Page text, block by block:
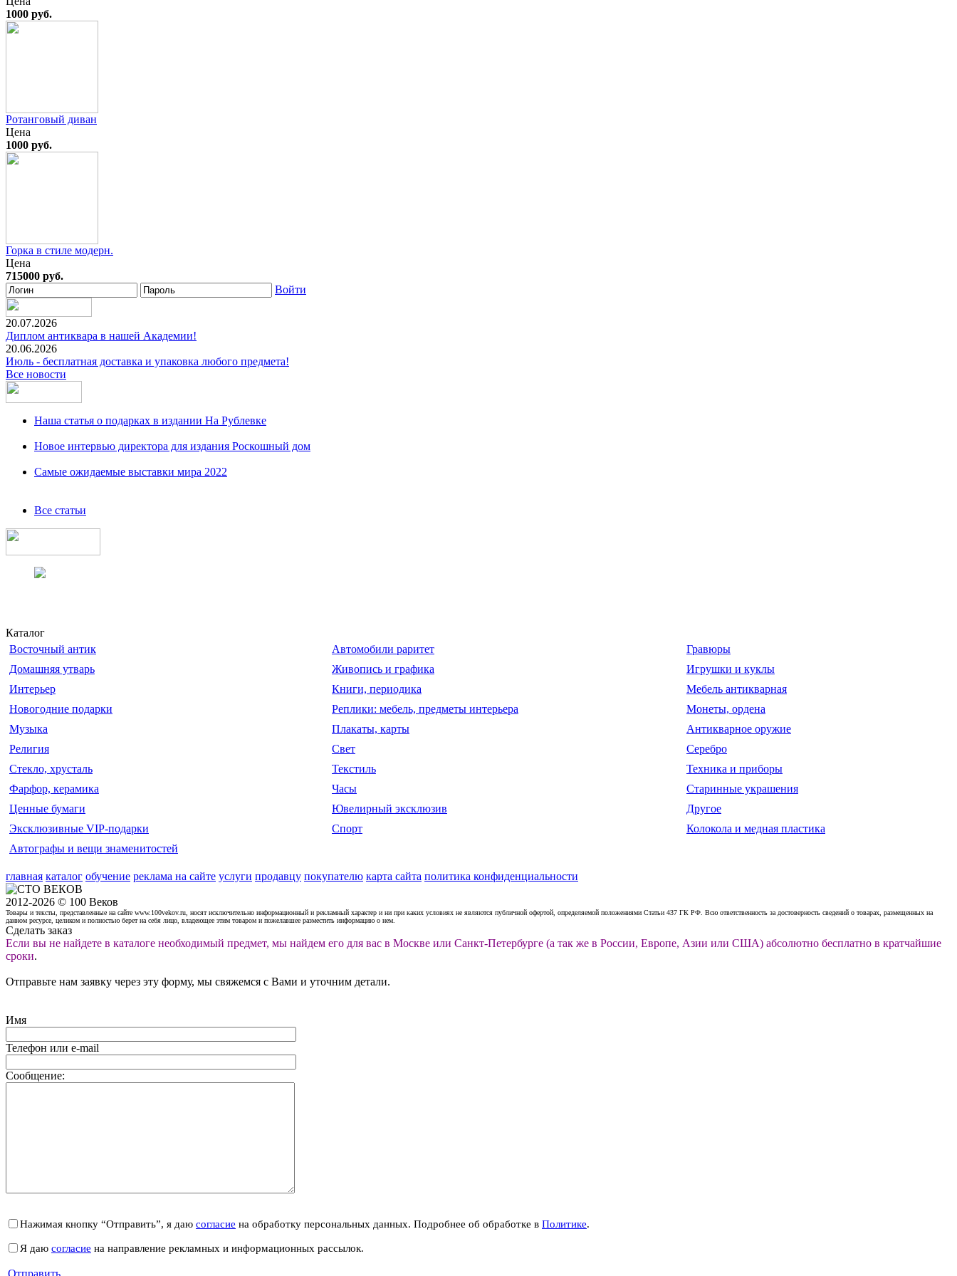
1000 руб.
Ротанговый диван
Цена
1000 руб.
Горка в стиле модерн.
Цена
715000 руб.
Войти
20.07.2026
Диплом антиквара в нашей Академии!
20.06.2026
Июль - бесплатная доставка и упаковка любого предмета!
Все новости
Наша статья о подарках в издании На Рублевке
Новое интервью директора для издания Роскошный дом
Самые ожидаемые выставки мира 2022
Все статьи
Каталог
Восточный антик
Автомобили раритет
Гравюры
Домашняя утварь
Живопись и графика
Игрушки и куклы
Интерьер
Книги, периодика
Мебель антикварная
Новогодние подарки
Реплики: мебель, предметы интерьера
Монеты, ордена
Музыка
Плакаты, карты
Антикварное оружие
Религия
Свет
Серебро
Стекло, хрусталь
Текстиль
Техника и приборы
Фарфор, керамика
Часы
Старинные украшения
Ценные бумаги
Ювелирный эксклюзив
Другое
Эксклюзивные VIP-подарки
Спорт
Колокола и медная пластика
Автографы и вещи знаменитостей
главная каталог обучение реклама на сайте услуги продавцу покупателю карта сайта политика конфиденциальности
2012-2026 © 100 Веков
Товары и тексты, представленные на сайте www.100vekov.ru, носят исключительно информационный и рекламный характер и ни при каких условиях не являются публичной офертой, определяемой положениями Статьи 437 ГК РФ. Всю ответственность за достоверность сведений о товарах, размещенных на
данном ресурсе, целиком и полностью берет на себя лицо, владеющее этим товаром и пожелавшее разместить информацию о нем.
Сделать заказ
Если вы не найдете в каталоге необходимый предмет, мы найдем его для вас в Москве или Санкт-Петербурге (а так же в России, Европе, Азии или США) абсолютно бесплатно в кратчайшие
сроки.
Отправьте нам заявку через эту форму, мы свяжемся с Вами и уточним детали.
Имя
Телефон или e-mail
Сообщение:
Нажимая кнопку “Отправить”, я даю согласие на обработку персональных данных. Подробнее об обработке в Политике.
Я даю согласие на направление рекламных и информационных рассылок.
Отправить